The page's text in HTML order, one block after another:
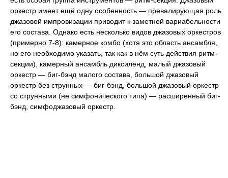
оркестр имеет ещё одну особенность — превалирующая роль
джазовой импровизации приводит к заметной вариабельности
его состава. Однако есть несколько видов джазовых оркестров
(примерно 7-8): камерное комбо (хотя это область ансамбля,
но его необходимо указать, так как в нём суть действия ритм-
секции), камерный ансамбль диксиленд, малый джазовый
оркестр — биг-бэнд малого состава, большой джазовый
оркестр без струнных — биг-бэнд, большой джазовый оркестр
со струнными (не симфонического типа) — расширенный биг-
бэнд, симфоджазовый оркестр.